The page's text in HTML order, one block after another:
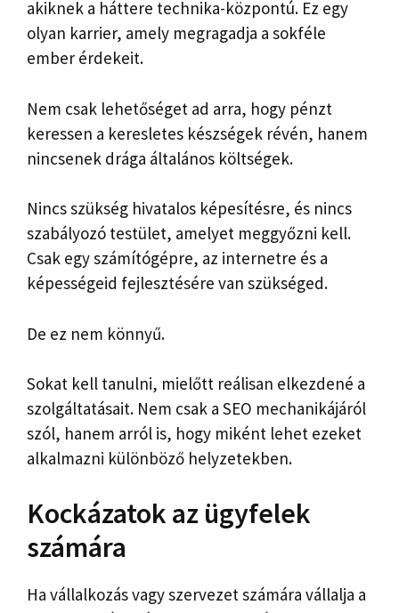
akiknek a háttere technika-központú. Ez egy
olyan karrier, amely megragadja a sokféle
ember érdekeit.
Nem csak lehetőséget ad arra, hogy pénzt
keressen a keresletes készségek révén, hanem
nincsenek drága általános költségek.
Nincs szükség hivatalos képesítésre, és nincs
szabályozó testület, amelyet meggyőzni kell.
Csak egy számítógépre, az internetre és a
képességeid fejlesztésére van szükséged.
De ez nem könnyű.
Sokat kell tanulni, mielőtt reálisan elkezdené a
szolgáltatásait. Nem csak a SEO mechanikájáról
szól, hanem arról is, hogy miként lehet ezeket
alkalmazni különböző helyzetekben.
Kockázatok az ügyfelek
számára
Ha vállalkozás vagy szervezet számára vállalja a